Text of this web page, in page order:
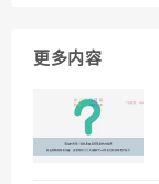
更多内容